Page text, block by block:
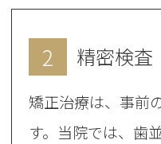
2 精密検査
矯正治療は、事前
す。当院では、歯